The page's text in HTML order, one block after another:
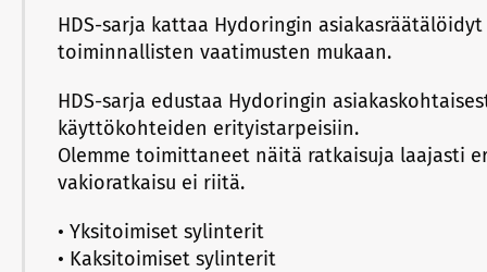
HDS-sarja kattaa Hydoringin
toiminnallisten vaatimusten mukaan.
HDS-sarja edustaa Hydoringin
käyttökohteiden erityistarpeisiin.
Olemme toimittaneet näitä ratkaisuja laajasti
vakioratkaisu ei riitä.
• Yksitoimiset sylinterit
• Kaksitoimiset sylinterit